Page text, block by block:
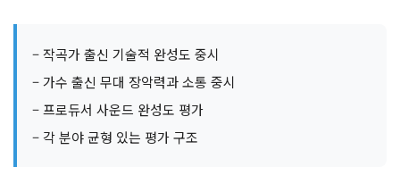
– 작곡가 출신 기술적 완성도 중시
– 가수 출신 무대 장악력과 소통 중시
– 프로듀서 사운드 완성도 평가
– 각 분야 균형 있는 평가 구조